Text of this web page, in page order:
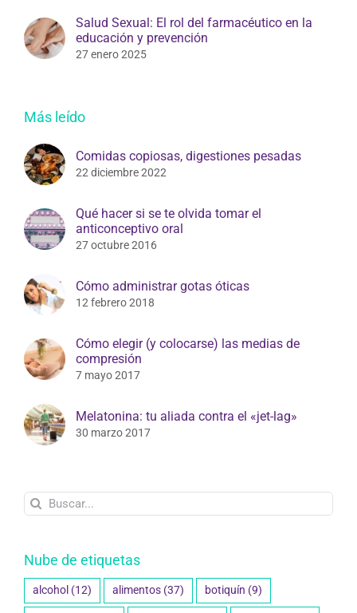
Salud Sexual: El rol del farmacéutico en la
educación y prevención
Comidas copiosas, digestiones pesadas
Qué hacer si se te olvida tomar el
anticonceptivo oral
Cómo administrar gotas óticas
Cómo elegir (y colocarse) las medias de
compresión
Melatonina: tu aliada contra el «jet-lag»
Buscar:
Nube de etiquetas
alcohol(12) alimentos(37) botiquín(9)